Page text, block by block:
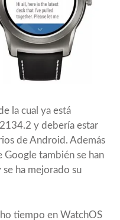
la cual ya está
y debería estar
de Android. Además
Google también se han
ha mejorado su
tiempo en WatchOS